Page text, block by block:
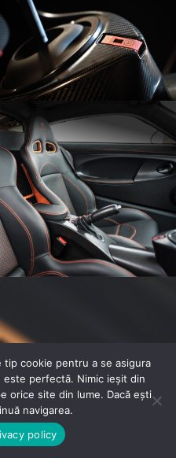
cookie pentru a se asigura
perfectă. Nimic ieșit din
orice site din lume. Dacă ești
navigarea.
policy